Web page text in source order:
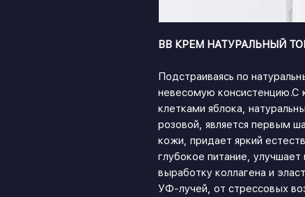
ВВ КРЕМ НАТУРАЛЬНЫЙ
Подстраиваясь по
невесомую консистенцию.С
клетками яблока,
розовой, является первым
кожи, придает яркий
глубокое питание,
выработку коллагена и
УФ-лучей, от стрессовых